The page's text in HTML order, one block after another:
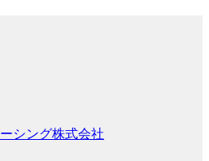
シング株式会社